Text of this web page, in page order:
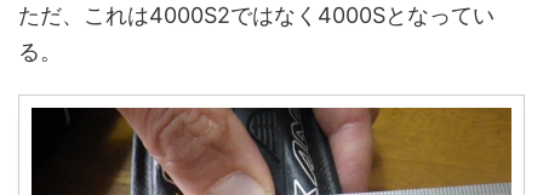
ただ、これは4000S2ではなく4000Sとなってい
る。